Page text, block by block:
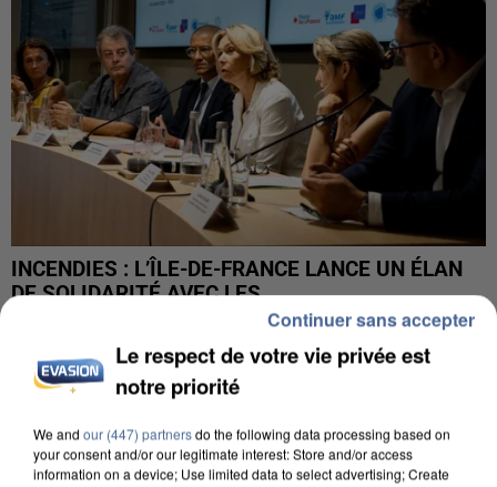
INCENDIES : L’ÎLE-DE-FRANCE LANCE UN ÉLAN
DE SOLIDARITÉ AVEC LES...
Le respect de votre vie privée est
notre priorité
We and our (447) partnersdo the following data processing based on
your consent and/or our legitimate interest: Store and/or access
information on a device; Use limited data to select advertising; Create
Continuer sans accepter